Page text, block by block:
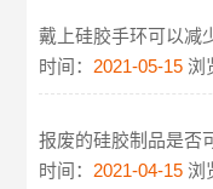
戴上硅胶手环可以减
时间：2021-05-15 浏
报废的硅胶制品是否
时间：2021-04-15 浏